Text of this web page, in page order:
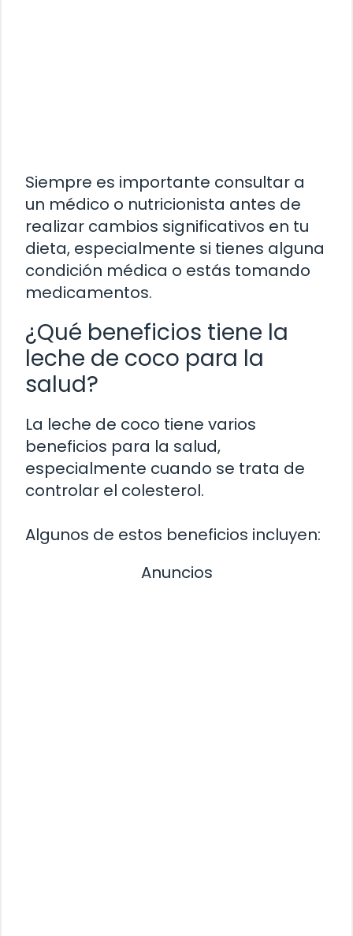
Siempre es importante consultar a
un médico o nutricionista antes de
realizar cambios significativos en tu
dieta, especialmente si tienes alguna
condición médica o estás tomando
medicamentos.
¿Qué beneficios tiene la
leche de coco para la
salud?
La leche de coco tiene varios
beneficios para la salud,
especialmente cuando se trata de
controlar el colesterol.
Algunos de estos beneficios incluyen:
Anuncios